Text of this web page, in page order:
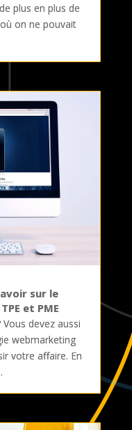
plus en plus de
on ne pouvait
sur le
et PME
devez aussi
webmarketing
votre affaire. En